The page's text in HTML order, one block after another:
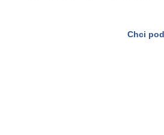
Chci